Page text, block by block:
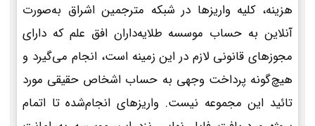
هزینه، کلیه واریزها در شبکه مترجمین اشراق به‌صورت
آنلاین به حساب موسسه طلایه‌داران افق علم که دارای
مجوزهای قانونی لازم در این زمینه است، انجام می‌گیرد و
هیچ‌گونه پرداخت وجهی به حساب اشخاص حقیقی مورد
تائید این مجموعه نیست. واریزهای انجام‌شده تا اتمام